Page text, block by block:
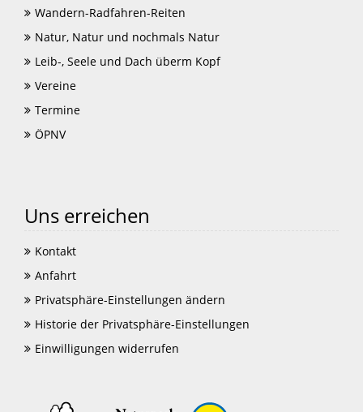
Wandern-Radfahren-Reiten
Natur, Natur und nochmals Natur
Leib-, Seele und Dach überm Kopf
Vereine
Termine
ÖPNV
Uns erreichen
Kontakt
Anfahrt
Privatsphäre-Einstellungen ändern
Historie der Privatsphäre-Einstellungen
Einwilligungen widerrufen